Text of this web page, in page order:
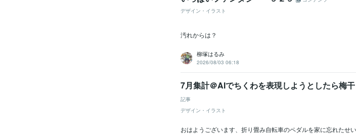
デザイン・イラスト
汚れからは？
柳塚はるみ
2026/08/03 06:18
7月集計＠AIでちくわを表現しようとしたら梅
記事
デザイン・イラスト
おはようございます、折り畳み自転車のペダルを家に忘れたせ